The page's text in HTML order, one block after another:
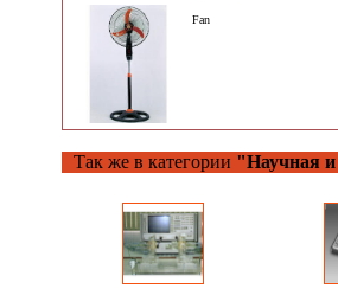
Fan
Так же в категории "Научная